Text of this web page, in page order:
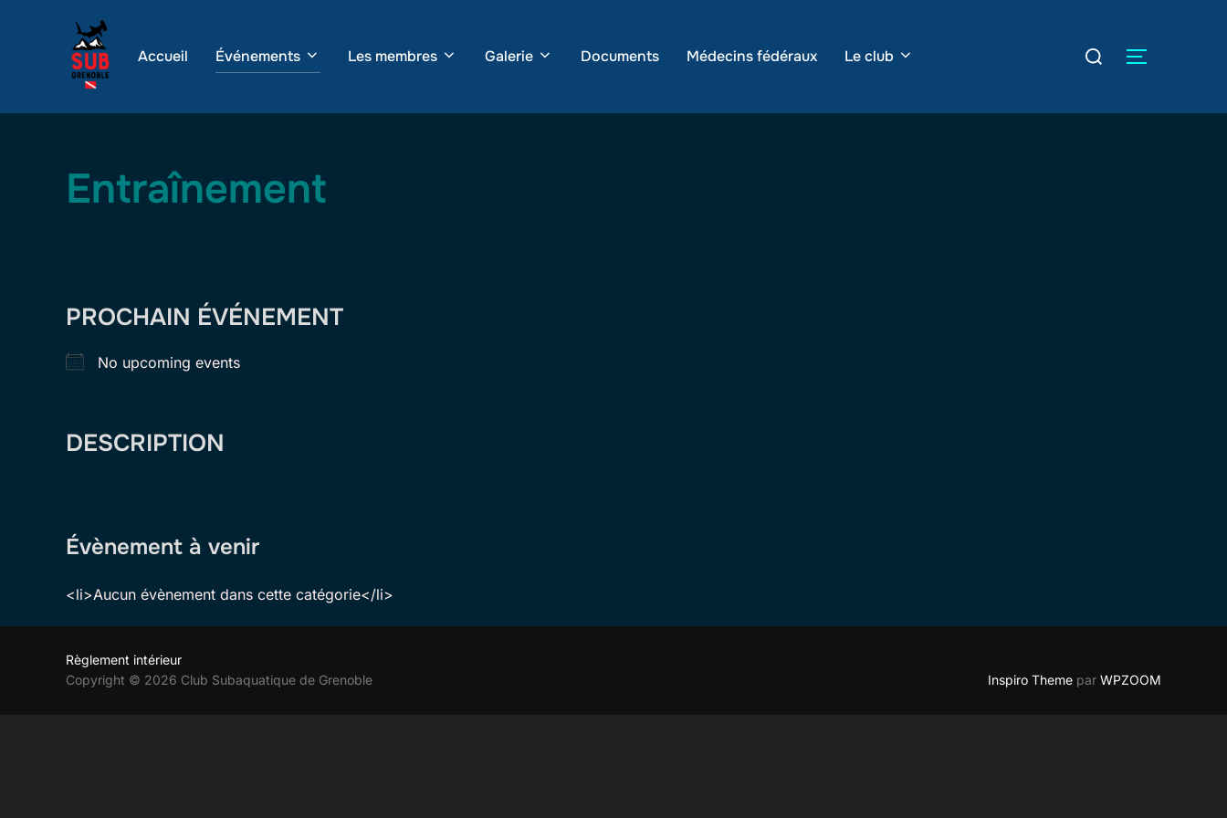
Accueil Événements Les membres Galerie Documents Médecins fédéraux Le club
Rechercher :
Entraînement
PROCHAIN ÉVÉNEMENT
No upcoming events
DESCRIPTION
Évènement à venir
<li>Aucun évènement dans cette catégorie</li>
Règlement intérieur
Copyright © 2026 Club Subaquatique de Grenoble
Inspiro Theme par WPZOOM